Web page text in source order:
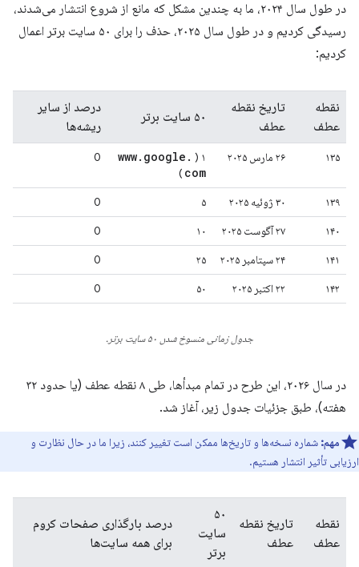
در طول سال ۲۰۲۴، ما به چندین مشکل که مانع از شروع انتشار می‌شدند،
رسیدگی کردیم و در طول سال ۲۰۲۵، حذف را برای ۵۰ سایت برتر اعمال
کردیم:
نقطه
عطف
تاریخ نقطه
عطف
۵۰ سایت برتر
درصد از سایر
ریشه‌ها
۱۳۵ ۲۶ مارس ۲۰۲۵ ۱ ( www. google .
com
)
0
۱۳۹ ۳۰ ژوئیه ۲۰۲۵ ۵
0
۱۴۰
۲۷ آگوست ۲۰۲۵ ۱۰
0
۱۴۱
۲۴ سپتامبر ۲۰۲۵ ۲۵
0
۱۴۲
۲۲ اکتبر ۲۰۲۵ ۵۰ 0
جدول زمانی منسوخ شدن ۵۰ سایت برتر.
در سال ۲۰۲۶، این طرح در تمام مبدأها، طی ۸ نقطه عطف (یا حدود ۳۲
هفته)، طبق جزئیات جدول زیر، آغاز شد.
مهم: شماره نسخه‌ها و تاریخ‌ها ممکن است تغییر کنند، زیرا ما در حال نظارت و
ارزیابی تأثیر انتشار هستیم.
نقطه
عطف
تاریخ نقطه
عطف
۵۰
سایت
برتر
درصد بارگذاری صفحات کروم
برای همه سایت‌ها